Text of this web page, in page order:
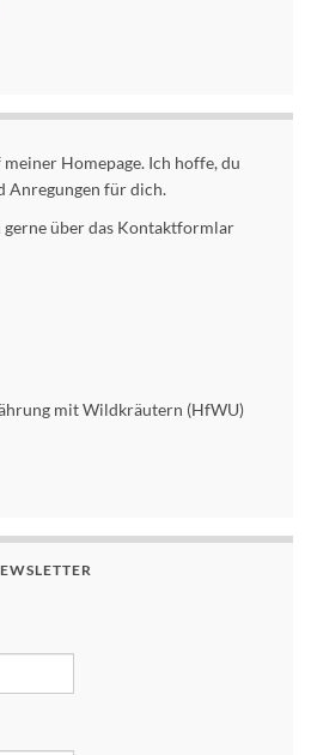
Homepage. Ich hoffe, du
Anregungen für dich.
gerne über das Kontaktformlar
mit Wildkräutern (HfWU)